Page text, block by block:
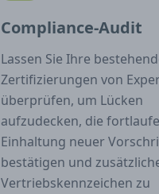
Compliance-Audit
Lassen Sie Ihre
Zertifizierungen von
überprüfen, um Lücken
aufzudecken, die
Einhaltung neuer
bestätigen und
Vertriebskennzeichen zu